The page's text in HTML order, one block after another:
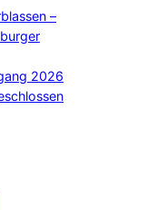
–
2026